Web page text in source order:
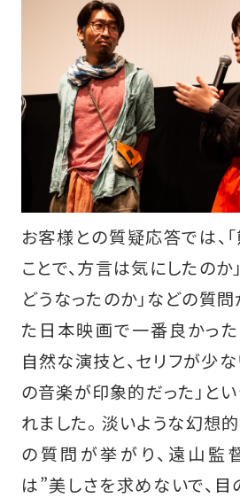
お客様との質疑応答では、
ことで、方言は気にしたのか
どうなったのか」などの質問
た日本映画で一番良かっ
自然な演技と、セリフが少
の音楽が印象的だった」と
れました。 淡いような幻想
の質問が挙がり、遠山監
は”美しさを求めないで、